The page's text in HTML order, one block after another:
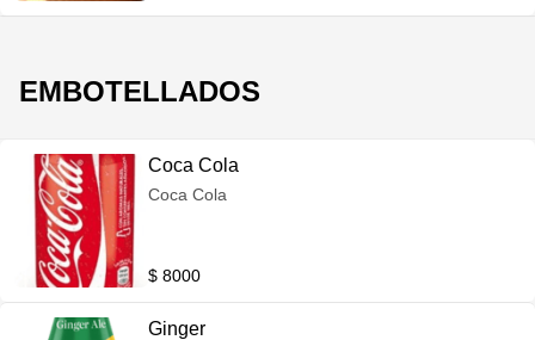
EMBOTELLADOS
Coca Cola
Coca Cola
$ 8000
Ginger